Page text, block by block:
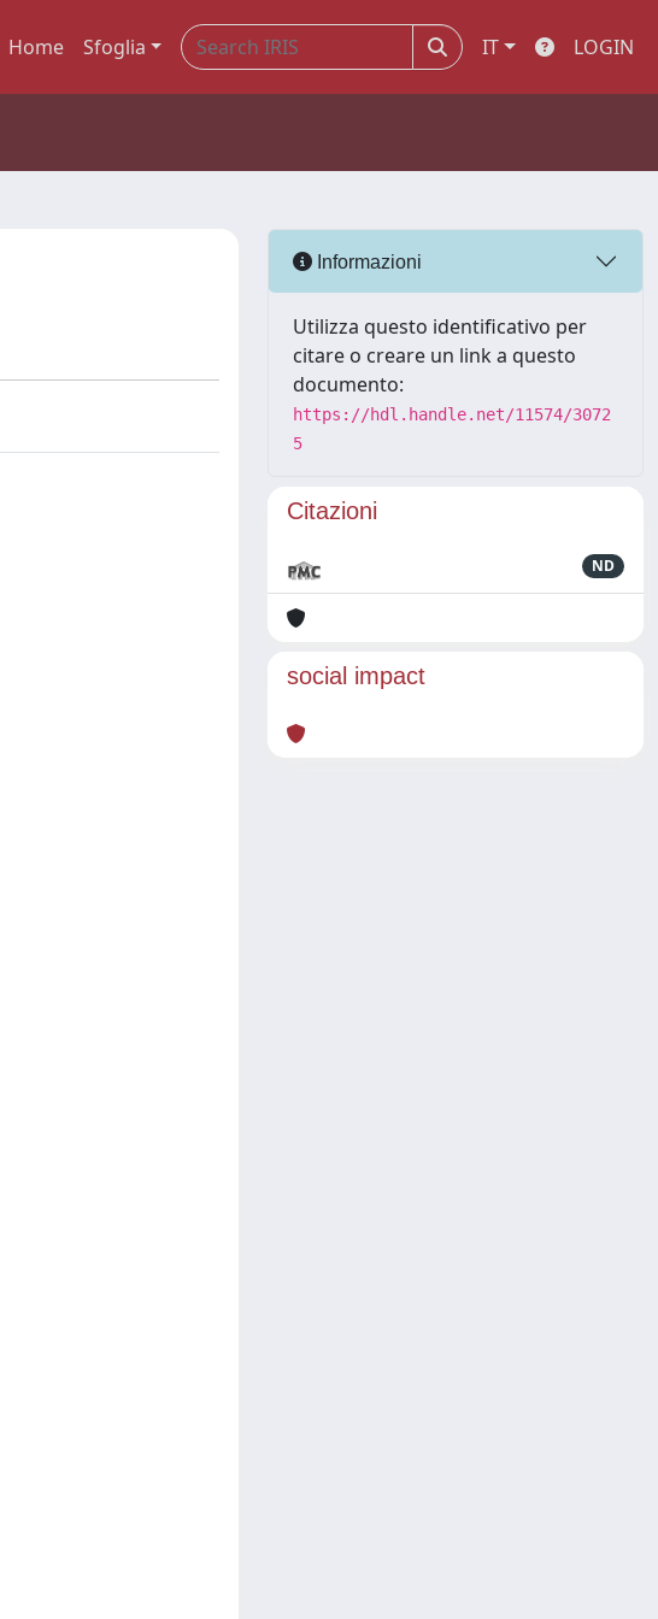
Home Sfoglia IT LOGIN
Informazioni
Utilizza questo identificativo per
citare o creare un link a questo
documento:
https://hdl.handle.net/11574/3072
5
Citazioni
ND
social impact